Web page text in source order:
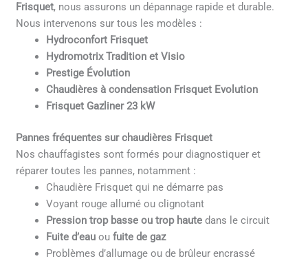
Frisquet, nous assurons un dépannage rapide et durable.
Nous intervenons sur tous les modèles :
Hydroconfort Frisquet
Hydromotrix Tradition et Visio
Prestige Évolution
Chaudières à condensation Frisquet Evolution
Frisquet Gazliner 23 kW
Pannes fréquentes sur chaudières Frisquet
Nos chauffagistes sont formés pour diagnostiquer et
réparer toutes les pannes, notamment :
Chaudière Frisquet qui ne démarre pas
Voyant rouge allumé ou clignotant
Pression trop basse ou trop haute dans le circuit
Fuite d’eau oufuite de gaz
Problèmes d’allumage ou de brûleur encrassé